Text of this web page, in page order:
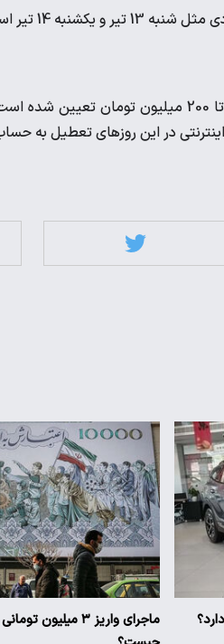
14 تیر است.
سقف انتقال وجه پایا در سال جاری تا 200
در این روزهای تعطیل به
ماجرای واریز ۳